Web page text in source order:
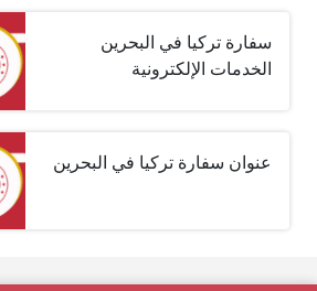
سفارة تركيا في البحرين
الخدمات الإلكترونية
عنوان سفارة تركيا في البحرين